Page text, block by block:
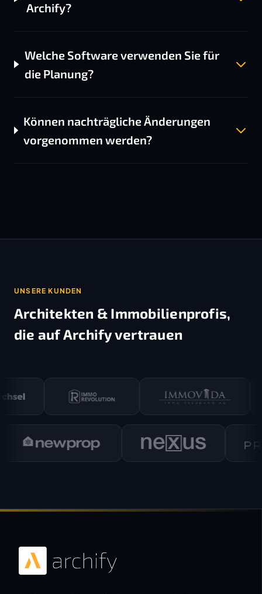
Archify?
Welche Software verwenden Sie für
die Planung?
Können nachträgliche Änderungen
vorgenommen werden?
UNSERE KUNDEN
Architekten & Immobilienprofis,
die auf Archify vertrauen